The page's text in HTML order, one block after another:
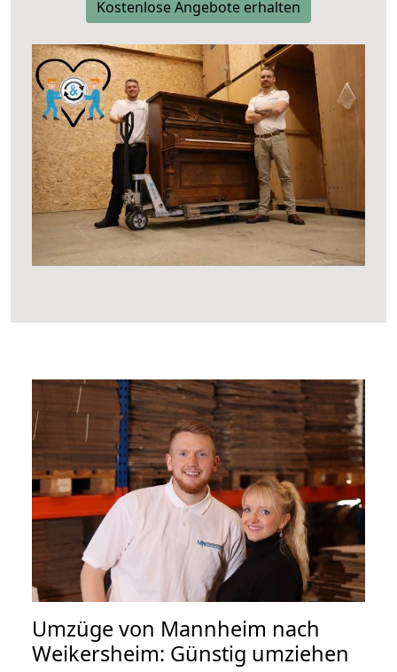
Kostenlose Angebote erhalten
Umzüge von Mannheim nach
Weikersheim: Günstig umziehen